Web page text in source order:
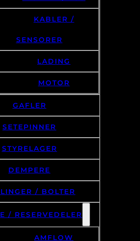
KABLER /
SENSORER
LADING
MOTOR
GAFLER
SETEPINNER
STYRELAGER
DEMPERE
/ BOLTER
/ RESERVEDELER
AMFLOW